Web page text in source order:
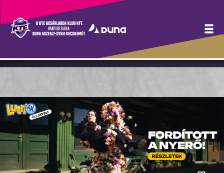
Modern eszközökkel
mérhető a „távmunka”